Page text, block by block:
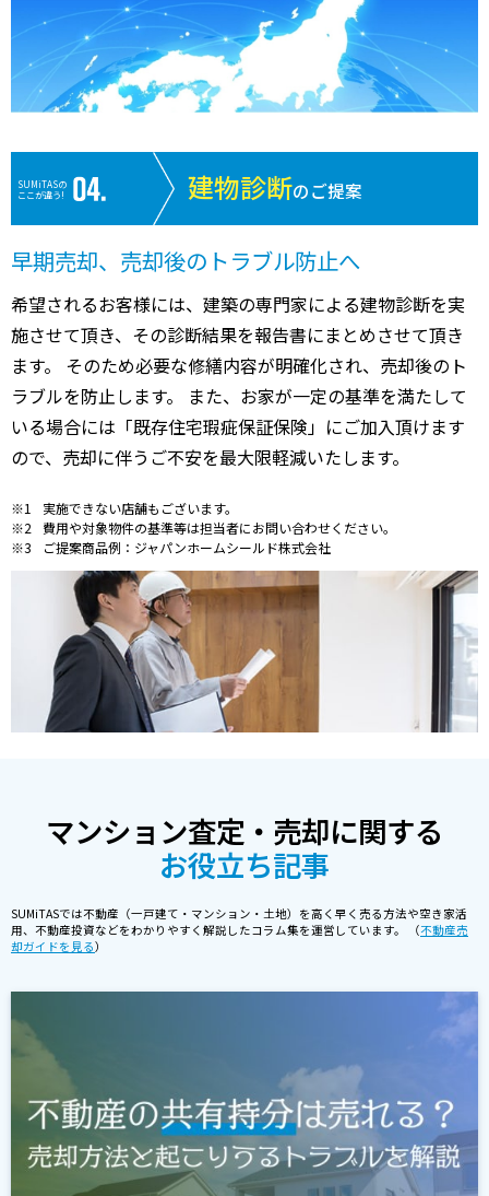
SUMiTASの
ここが違う!
建物診断のご提案
早期売却、売却後のトラブル防止へ
希望されるお客様には、建築の専門家による建物診断を実
施させて頂き、その診断結果を報告書にまとめさせて頂き
ます。 そのため必要な修繕内容が明確化され、売却後のト
ラブルを防止します。 また、お家が一定の基準を満たして
いる場合には「既存住宅瑕疵保証保険」にご加入頂けます
ので、売却に伴うご不安を最大限軽減いたします。
実施できない店舗もございます。
費用や対象物件の基準等は担当者にお問い合わせください。
ご提案商品例：ジャパンホームシールド株式会社
マンション査定・売却に関する
お役立ち記事
SUMiTASでは不動産（一戸建て・マンション・土地）を高く早く売る方法や空き家活
用、不動産投資などをわかりやすく解説したコラム集を運営しています。 （不動産売
却ガイドを見る）